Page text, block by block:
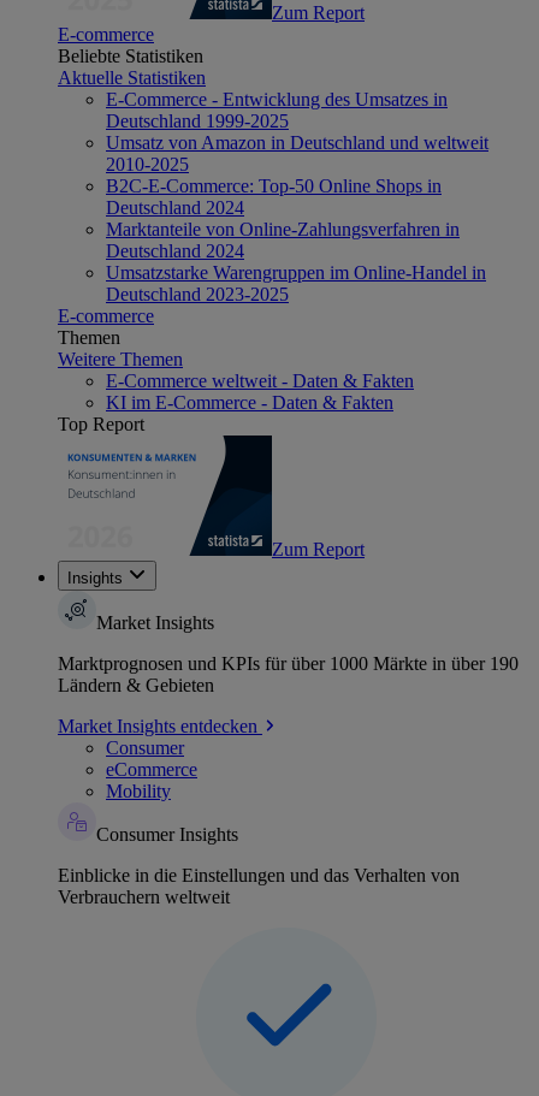
Zum Report
E-commerce
Beliebte Statistiken
Aktuelle Statistiken
E-Commerce - Entwicklung des Umsatzes in
Deutschland 1999-2025
Umsatz von Amazon in Deutschland und weltweit
2010-2025
B2C-E-Commerce: Top-50 Online Shops in
Deutschland 2024
Marktanteile von Online-Zahlungsverfahren in
Deutschland 2024
Umsatzstarke Warengruppen im Online-Handel in
Deutschland 2023-2025
E-commerce
Themen
Weitere Themen
E-Commerce weltweit - Daten & Fakten
KI im E-Commerce - Daten & Fakten
Top Report
Zum Report
Insights
Market Insights
Marktprognosen und KPIs für über 1000 Märkte in über 190
Ländern & Gebieten
Market Insights entdecken
Consumer
eCommerce
Mobility
Consumer Insights
Einblicke in die Einstellungen und das Verhalten von
Verbrauchern weltweit